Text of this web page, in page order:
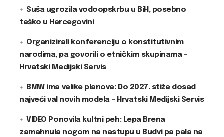
Suša ugrozila vodoopskrbu u BiH, posebno
teško u Hercegovini
Organizirali konferenciju o konstitutivnim
narodima, pa govorili o etničkim skupinama –
Hrvatski Medijski Servis
BMW ima velike planove: Do 2027. stiže dosad
najveći val novih modela – Hrvatski Medijski Servis
VIDEO Ponovila kultni peh: Lepa Brena
zamahnula nogom na nastupu u Budvi pa pala na